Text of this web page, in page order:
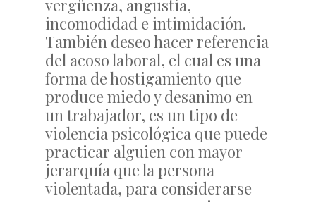
vergüenza, angustia,
incomodidad e intimidación.
También deseo hacer referencia
del acoso laboral, el cual es una
forma de hostigamiento que
produce miedo y desanimo en
un trabajador, es un tipo de
violencia psicológica que puede
practicar alguien con mayor
jerarquía que la persona
violentada, para considerarse